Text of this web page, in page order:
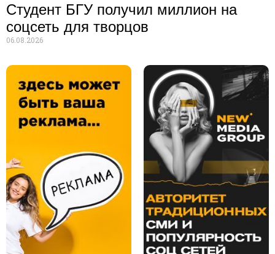
Студент БГУ получил миллион на
соцсеть для творцов
06.08.2026